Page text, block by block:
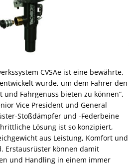
CVSAe ist eine bewährte,
wurde, um dem Fahrer den
Fahrgenuss bieten zu können“,
Vice President und General
Stoßdämpfer und -Federbeine
Lösung ist so konzipiert,
aus Leistung, Komfort und
Erstausrüster können damit
und Handling in einem immer